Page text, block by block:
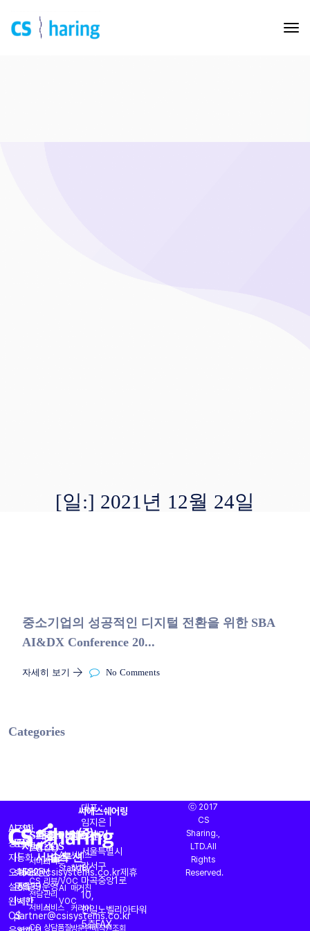
[일:] 2021년 12월 24일
중소기업의 성공적인 디지털 전환을 위한 SBA
AI&DX Conference 20...
자세히 보기 No Comments
Categories
AI
상담과
자동화
오퍼레이션
설계부터
완벽한
CS
도입
문의
|
sales@csisystems.co.kr제휴
문의
|
partner@csisystems.co.kr
전화
문의
|
1522-
5539운영
시간
|
CS대행
서비스
CS
토탈
서비스
CS
전담
서비스
CS
프리미엄
(CX)
서비스
운영
진단
서비스
리뷰/VOC
관리
서비스
상담품질
AI
CS
솔루션
OASIS
AI
StandBy
AI
VOC
바로가기
회사소개
서비스
찾기
매거진
커리어
방문판매직원조회
씨에스쉐어링
(주)
대표 :
임지은 |
주소 :
서울특별시
강서구
마곡중앙1로
10,
한일노벨리아타워
5층FAX
ⓒ 2017
CS
Sharing.,
LTD.All
Rights
Reserved.